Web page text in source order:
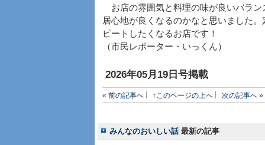
お店の雰囲気と料理の味が良いバラン
居心地が良くなるのかなと思いました。
ピートしたくなるお店です！
（市民レポーター・いっくん）
2026年05月19日号掲載
« 前の記事へ ↑このページの上へ 次の記事へ »
みんなのおいしい話 最新の記事